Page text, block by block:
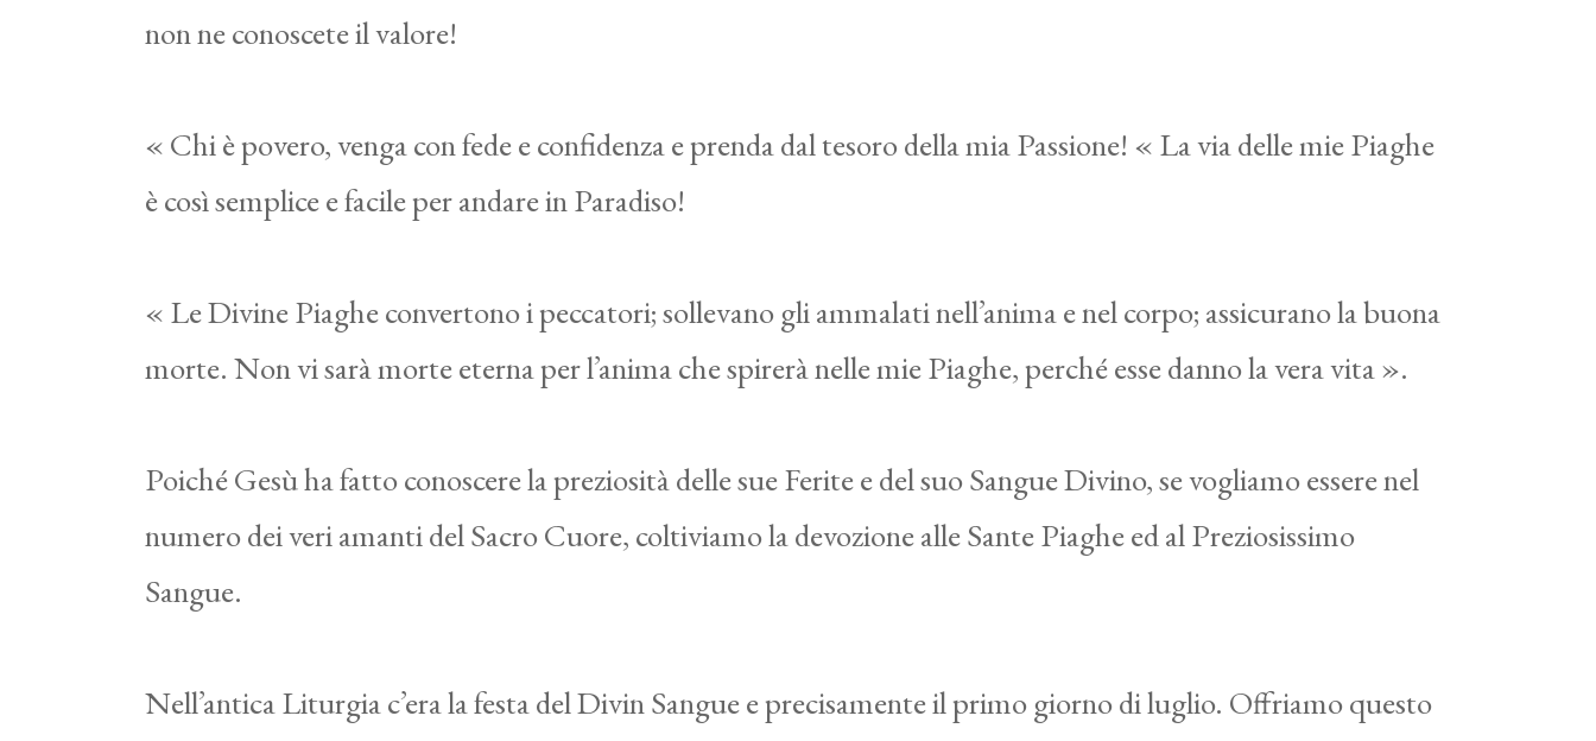
non ne conoscete il valore!
« Chi è povero, venga con fede e confidenza e prenda dal tesoro della mia Passione! « La via delle mie Piaghe
è così semplice e facile per andare in Paradiso!
« Le Divine Piaghe convertono i peccatori; sollevano gli ammalati nell’anima e nel corpo; assicurano la buona
morte. Non vi sarà morte eterna per l’anima che spirerà nelle mie Piaghe, perché esse danno la vera vita ».
Poiché Gesù ha fatto conoscere la preziosità delle sue Ferite e del suo Sangue Divino, se vogliamo essere nel
numero dei veri amanti del Sacro Cuore, coltiviamo la devozione alle Sante Piaghe ed al Preziosissimo
Sangue.
Nell’antica Liturgia c’era la festa del Divin Sangue e precisamente il primo giorno di luglio. Offriamo questo